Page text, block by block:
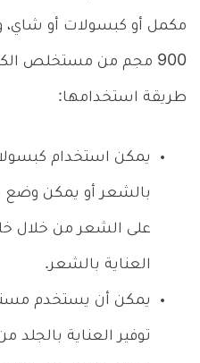
مكمل أو كبسولات أو شاي،
900 مجم من مستخلص
طريقة استخدامها:
يمكن استخدام
بالشعر أو يمكن
على الشعر من خلال
العناية بالشعر.
يمكن أن يستخدم
توفير العناية بالجلد